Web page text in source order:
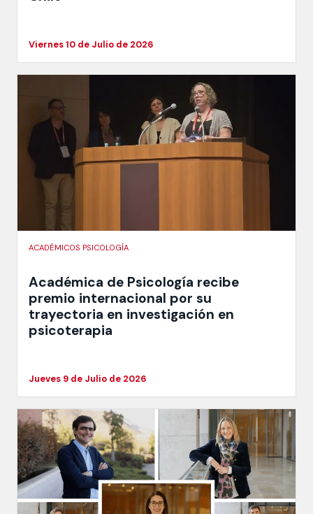
Viernes 10 de Julio de 2026
ACADÉMICOS PSICOLOGÍA
Académica de Psicología recibe
premio internacional por su
trayectoria en investigación en
psicoterapia
Jueves 9 de Julio de 2026